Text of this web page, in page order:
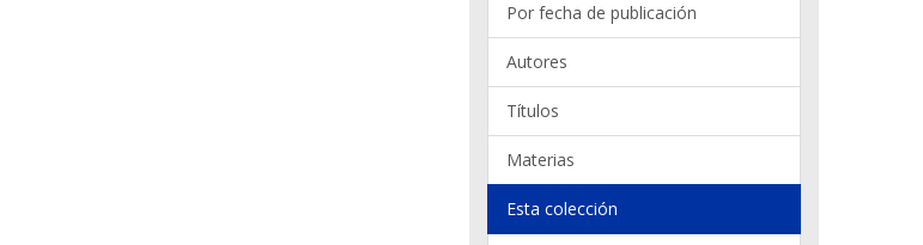
Por fecha de publicación
Autores
Títulos
Materias
Esta colección